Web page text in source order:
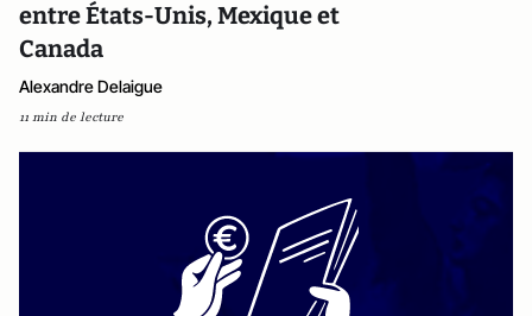
entre États-Unis, Mexique et
Canada
Alexandre Delaigue
11 min de lecture